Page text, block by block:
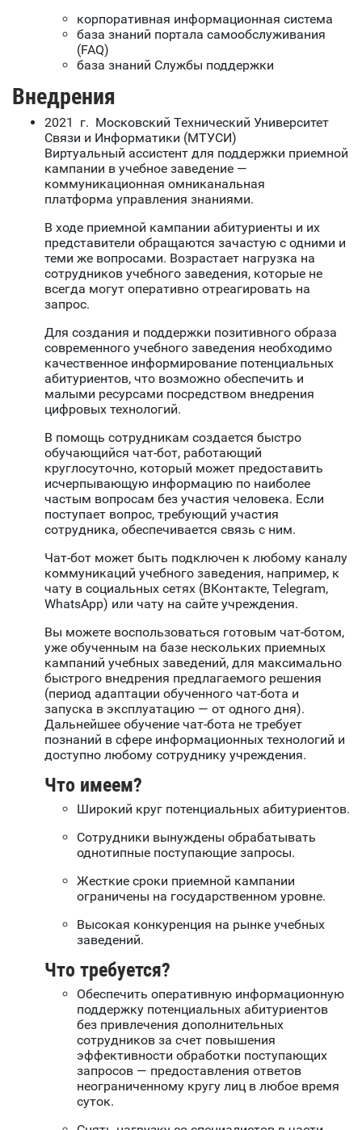
корпоративная информационная система
база знаний портала самообслуживания
(FAQ)
база знаний Службы поддержки
Внедрения
2021 г. Московский Технический Университет
Связи и Информатики (МТУСИ)
Виртуальный ассистент для поддержки приемной
кампании в учебное заведение —
коммуникационная омниканальная
платформа управления знаниями.
В ходе приемной кампании абитуриенты и их
представители обращаются зачастую с одними и
теми же вопросами. Возрастает нагрузка на
сотрудников учебного заведения, которые не
всегда могут оперативно отреагировать на
запрос.
Для создания и поддержки позитивного образа
современного учебного заведения необходимо
качественное информирование потенциальных
абитуриентов, что возможно обеспечить и
малыми ресурсами посредством внедрения
цифровых технологий.
В помощь сотрудникам создается быстро
обучающийся чат-бот, работающий
круглосуточно, который может предоставить
исчерпывающую информацию по наиболее
частым вопросам без участия человека. Если
поступает вопрос, требующий участия
сотрудника, обеспечивается связь с ним.
Чат-бот может быть подключен к любому каналу
коммуникаций учебного заведения, например, к
чату в социальных сетях (ВКонтакте, Telegram,
WhatsApp) или чату на сайте учреждения.
Вы можете воспользоваться готовым чат-ботом,
уже обученным на базе нескольких приемных
кампаний учебных заведений, для максимально
быстрого внедрения предлагаемого решения
(период адаптации обученного чат-бота и
запуска в эксплуатацию — от одного дня).
Дальнейшее обучение чат-бота не требует
познаний в сфере информационных технологий и
доступно любому сотруднику учреждения.
Что имеем?
Широкий круг потенциальных абитуриентов.
Сотрудники вынуждены обрабатывать
однотипные поступающие запросы.
Жесткие сроки приемной кампании
ограничены на государственном уровне.
Высокая конкуренция на рынке учебных
заведений.
Что требуется?
Обеспечить оперативную информационную
поддержку потенциальных абитуриентов
без привлечения дополнительных
сотрудников за счет повышения
эффективности обработки поступающих
запросов — предоставления ответов
неограниченному кругу лиц в любое время
суток.